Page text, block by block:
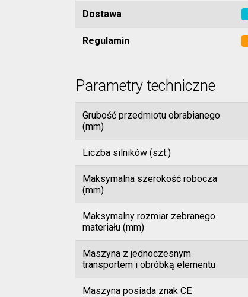
Dostawa
Regulamin
Parametry techniczne
Grubość przedmiotu obrabianego
(mm)
Liczba silników (szt.)
Maksymalna szerokość robocza
(mm)
Maksymalny rozmiar zebranego
materiału (mm)
Maszyna z jednoczesnym
transportem i obróbką elementu
Maszyna posiada znak CE